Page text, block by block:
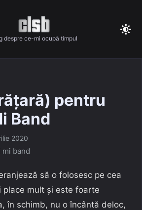
despre ce-mi ocupă timpul
pentru
Band
2020
mi band
să o folosesc pe cea
place mult și este foarte
în schimb, nu o încântă deloc,